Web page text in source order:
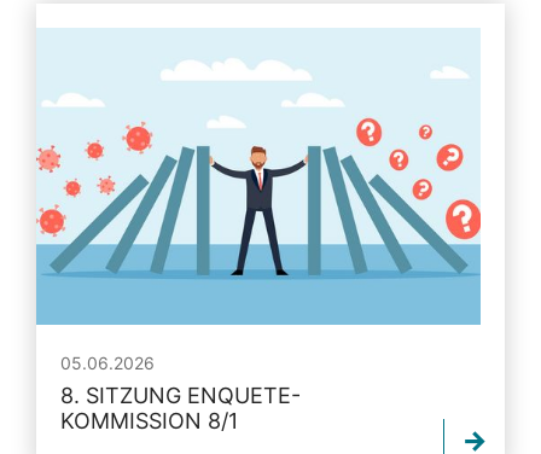
05.06.2026
8. SITZUNG ENQUETE-
KOMMISSION 8/1